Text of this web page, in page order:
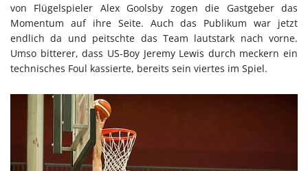
von Flügelspieler Alex Goolsby zogen die Gastgeber das
Momentum auf ihre Seite. Auch das Publikum war jetzt
endlich da und peitschte das Team lautstark nach vorne.
Umso bitterer, dass US-Boy Jeremy Lewis durch meckern ein
technisches Foul kassierte, bereits sein viertes im Spiel.